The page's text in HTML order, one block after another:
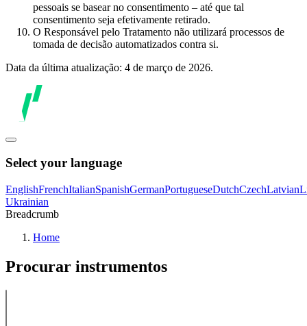
pessoais se basear no consentimento – até que tal
consentimento seja efetivamente retirado.
O Responsável pelo Tratamento não utilizará processos de
tomada de decisão automatizados contra si.
Data da última atualização: 4 de março de 2026.
Select your language
EnglishFrenchItalianSpanishGermanPortugueseDutchCzechLatvian
Ukrainian
Breadcrumb
Home
Procurar instrumentos